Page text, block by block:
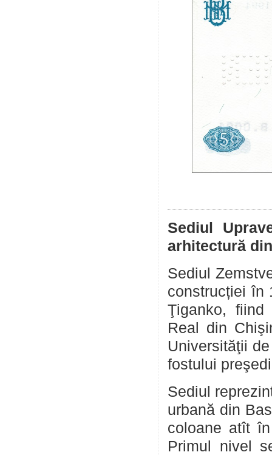
Sediul
arhitectură
Sediul
construcției în
Ţiganko,
Real din
Universităţii
fostului
Sediul
urbană din
coloane atît
Primul nivel